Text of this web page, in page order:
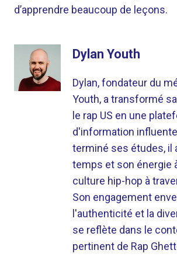
d’apprendre beaucoup de leçons.
Dylan Youth
Dylan, fondateur du
Youth, a transformé
le rap US en une
d'information
terminé ses études, il
temps et son énergie
culture hip-hop à
Son engagement
l'authenticité et la
se reflète dans le
pertinent de Rap